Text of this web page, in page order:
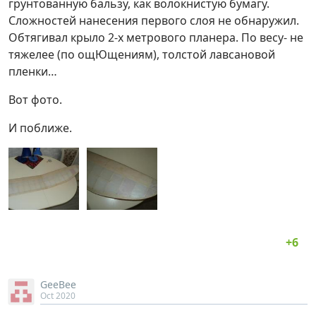
грунтованную бальзу, как волокнистую бумагу.
Сложностей нанесения первого слоя не обнаружил.
Обтягивал крыло 2-х метрового планера. По весу- не
тяжелее (по ощЮщениям), толстой лавсановой
пленки…
Вот фото.
И поближе.
GeeBee
Oct 2020